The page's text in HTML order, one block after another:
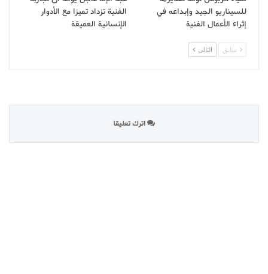
للسيناريو الجيد وإبداعه في
إثراء الأعمال الفنية
الفنية تزداد تميزا مع الأدوار
الإنسانية العميقة
سابق التالى
اترك تعليقا